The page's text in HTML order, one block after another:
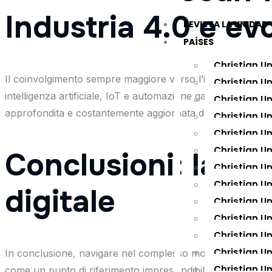
REVISTA LA UNIDAD
PAÍSES
Christian
Christian
Christian
Christian
Christian
Christian
Christian
Christian
Christian
Christian
Christian
Christian
Christian
Industria 4.0 e
Il coinvolgimento sempre maggiore verso l’industria 4.0
intelligenza artificiale, IoT e automazione garantisce
approfondita e costantemente aggiornata delle
Conclusioni: la
digitale
In conclusione, navigare nel complesso mondo del